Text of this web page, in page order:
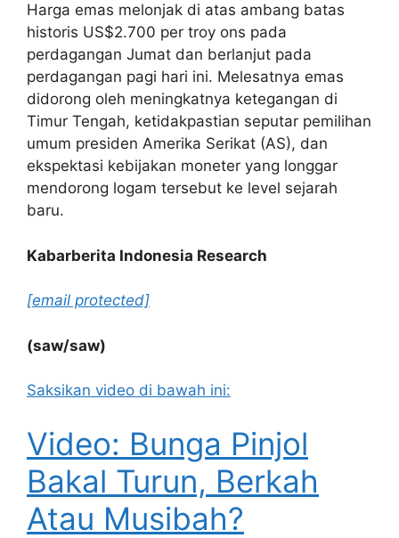
Harga emas melonjak di atas ambang batas
historis US$2.700 per troy ons pada
perdagangan Jumat dan berlanjut pada
perdagangan pagi hari ini. Melesatnya emas
didorong oleh meningkatnya ketegangan di
Timur Tengah, ketidakpastian seputar pemilihan
umum presiden Amerika Serikat (AS), dan
ekspektasi kebijakan moneter yang longgar
mendorong logam tersebut ke level sejarah
baru.
Kabarberita Indonesia Research
[email protected]
(saw/saw)
Saksikan video di bawah ini:
Video: Bunga Pinjol
Bakal Turun, Berkah
Atau Musibah?